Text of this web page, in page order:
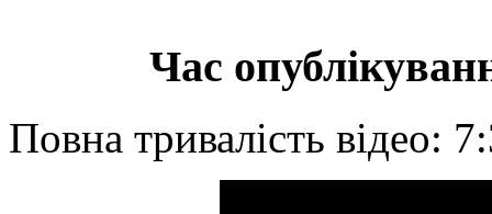
Час
Повна тривалість відео: